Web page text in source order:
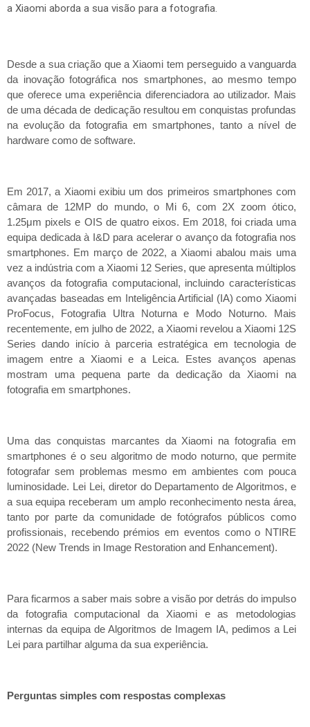
a Xiaomi aborda a sua visão para a fotografia.
Desde a sua criação que a Xiaomi tem perseguido a vanguarda
da inovação fotográfica nos smartphones, ao mesmo tempo
que oferece uma experiência diferenciadora ao utilizador. Mais
de uma década de dedicação resultou em conquistas profundas
na evolução da fotografia em smartphones, tanto a nível de
hardware como de software.
Em 2017, a Xiaomi exibiu um dos primeiros smartphones com
câmara de 12MP do mundo, o Mi 6, com 2X zoom ótico,
1.25μm pixels e OIS de quatro eixos. Em 2018, foi criada uma
equipa dedicada à I&D para acelerar o avanço da fotografia nos
smartphones. Em março de 2022, a Xiaomi abalou mais uma
vez a indústria com a Xiaomi 12 Series, que apresenta múltiplos
avanços da fotografia computacional, incluindo características
avançadas baseadas em Inteligência Artificial (IA) como Xiaomi
ProFocus, Fotografia Ultra Noturna e Modo Noturno. Mais
recentemente, em julho de 2022, a Xiaomi revelou a Xiaomi 12S
Series dando início à parceria estratégica em tecnologia de
imagem entre a Xiaomi e a Leica. Estes avanços apenas
mostram uma pequena parte da dedicação da Xiaomi na
fotografia em smartphones.
Uma das conquistas marcantes da Xiaomi na fotografia em
smartphones é o seu algoritmo de modo noturno, que permite
fotografar sem problemas mesmo em ambientes com pouca
luminosidade. Lei Lei, diretor do Departamento de Algoritmos, e
a sua equipa receberam um amplo reconhecimento nesta área,
tanto por parte da comunidade de fotógrafos públicos como
profissionais, recebendo prémios em eventos como o NTIRE
2022 (New Trends in Image Restoration and Enhancement).
Para ficarmos a saber mais sobre a visão por detrás do impulso
da fotografia computacional da Xiaomi e as metodologias
internas da equipa de Algoritmos de Imagem IA, pedimos a Lei
Lei para partilhar alguma da sua experiência.
Perguntas simples com respostas complexas